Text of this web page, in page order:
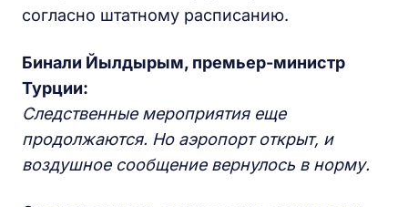
согласно штатному расписанию.
Бинали Йылдырым, премьер-министр
Турции:
Следственные мероприятия еще
продолжаются. Но аэропорт открыт, и
воздушное сообщение вернулось в норму.